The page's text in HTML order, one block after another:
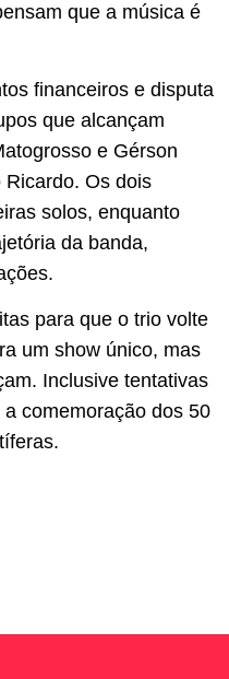
que a música é
financeiros e disputa
que alcançam
e Gérson
Ricardo. Os dois
solos, enquanto
da banda,
para que o trio volte
um show único, mas
Inclusive tentativas
comemoração dos 50